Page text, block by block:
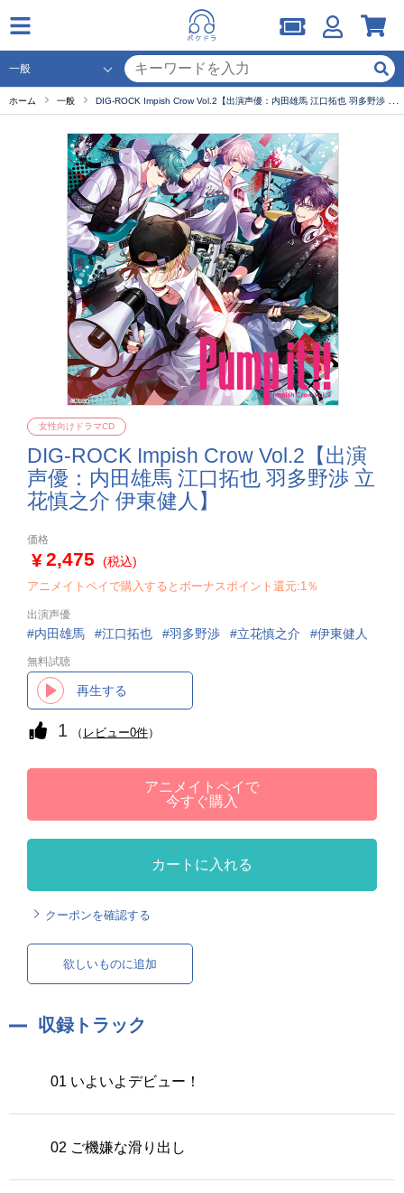
ホーム 一般 DIG-ROCK Impish Crow Vol.2【出演声優：内田雄馬 江口拓也 羽多野渉 立花慎之介 伊東健人】
DIG-ROCK Impish Crow Vol.2【出演
声優：内田雄馬 江口拓也 羽多野渉 立
花慎之介 伊東健人】
女性向けドラマCD
価格
2,475 (税込)
アニメイトペイで購入するとボーナスポイント還元:1％
出演声優
内田雄馬 江口拓也 羽多野渉 立花慎之介 伊東健人
無料試聴
再生する
1 （ レビュー0件）
アニメイトペイで
今すぐ購入
カートに入れる
クーポンを確認する
欲しいものに追加
収録トラック
01 いよいよデビュー！
02 ご機嫌な滑り出し